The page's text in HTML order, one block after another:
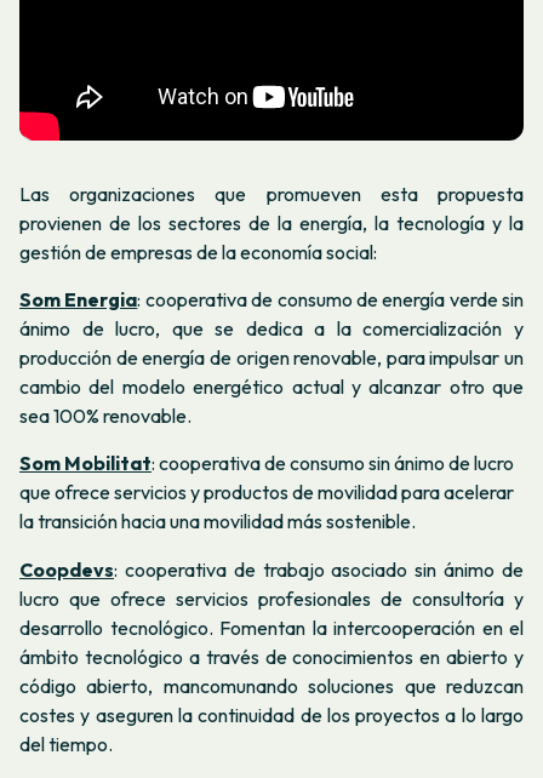
Las organizaciones que promueven esta propuesta
provienen de los sectores de la energía, la tecnología y la
gestión de empresas de la economía social:
Som Energia: cooperativa de consumo de energía verde sin
ánimo de lucro, que se dedica a la comercialización y
producción de energía de origen renovable, para impulsar un
cambio del modelo energético actual y alcanzar otro que
sea 100% renovable.
Som Mobilitat: cooperativa de consumo sin ánimo de lucro
que ofrece servicios y productos de movilidad para acelerar
la transición hacia una movilidad más sostenible.
Coopdevs: cooperativa de trabajo asociado sin ánimo de
lucro que ofrece servicios profesionales de consultoría y
desarrollo tecnológico. Fomentan la intercooperación en el
ámbito tecnológico a través de conocimientos en abierto y
código abierto, mancomunando soluciones que reduzcan
costes y aseguren la continuidad de los proyectos a lo largo
del tiempo.